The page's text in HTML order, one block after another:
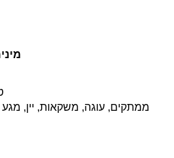
ממתקים, עוגה, משקאות, יין,